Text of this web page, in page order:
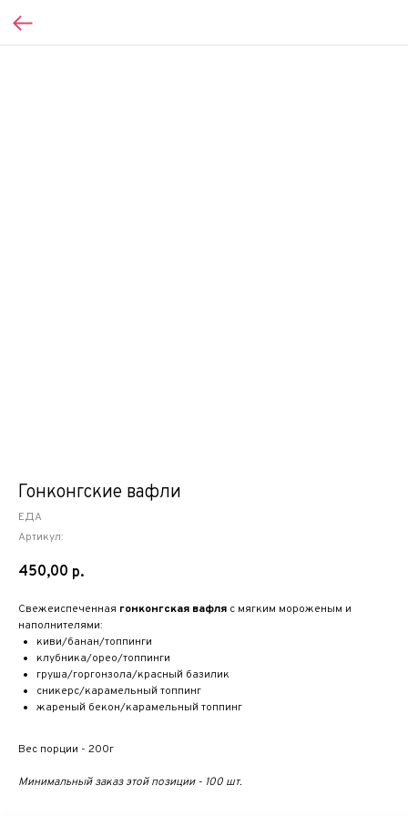
Гонконгские вафли
ЕДА
Артикул:
450,00 р.
Свежеиспеченная гонконгская вафля с мягким мороженым и
наполнителями:
киви/банан/топпинги
клубника/орео/топпинги
груша/горгонзола/красный базилик
сникерс/карамельный топпинг
жареный бекон/карамельный топпинг
Вес порции - 200г
Минимальный заказ этой позиции - 100 шт.